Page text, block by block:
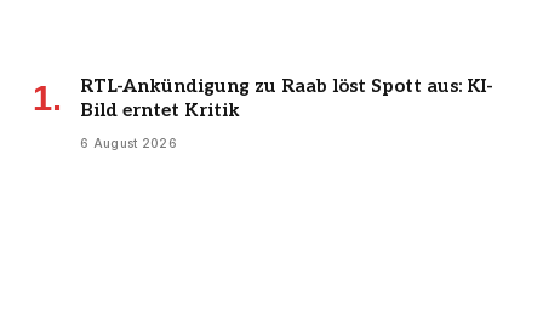
RTL-Ankündigung zu Raab löst Spott aus: KI-
Bild erntet Kritik
6 August 2026